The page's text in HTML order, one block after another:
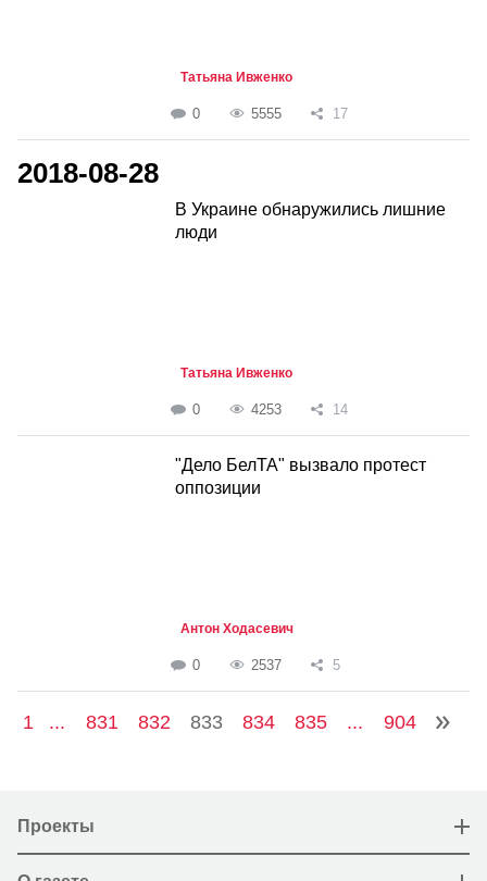
Татьяна Ивженко
0 5555 17
2018-08-28
В Украине обнаружились лишние
люди
Татьяна Ивженко
0 4253 14
"Дело БелТА" вызвало протест
оппозиции
Антон Ходасевич
0 2537 5
1 ... 831 832 833 834 835 ... 904
Проекты